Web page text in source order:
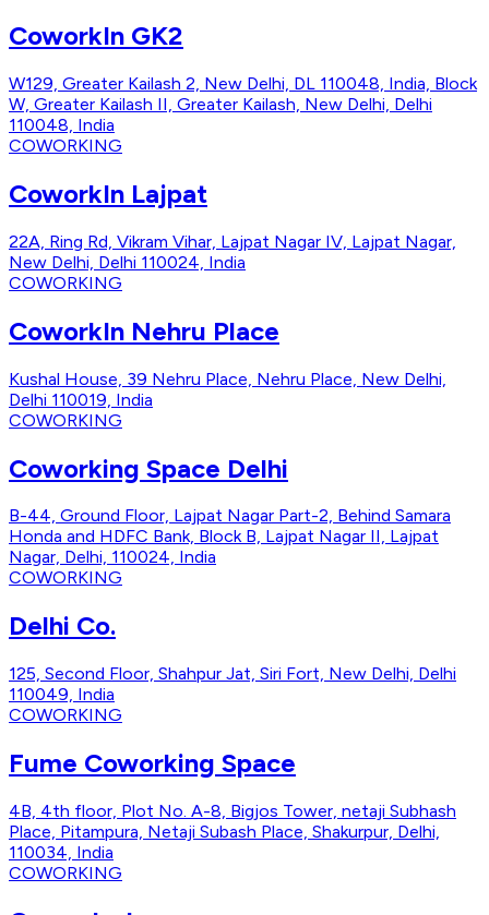
CoworkIn GK2
W129, Greater Kailash 2, New Delhi, DL 110048, India, Block
W, Greater Kailash II, Greater Kailash, New Delhi, Delhi
110048, India
COWORKING
CoworkIn Lajpat
22A, Ring Rd, Vikram Vihar, Lajpat Nagar IV, Lajpat Nagar,
New Delhi, Delhi 110024, India
COWORKING
CoworkIn Nehru Place
Kushal House, 39 Nehru Place, Nehru Place, New Delhi,
Delhi 110019, India
COWORKING
Coworking Space Delhi
B-44, Ground Floor, Lajpat Nagar Part-2, Behind Samara
Honda and HDFC Bank, Block B, Lajpat Nagar II, Lajpat
Nagar, Delhi, 110024, India
COWORKING
Delhi Co.
125, Second Floor, Shahpur Jat, Siri Fort, New Delhi, Delhi
110049, India
COWORKING
Fume Coworking Space
4B, 4th floor, Plot No. A-8, Bigjos Tower, netaji Subhash
Place, Pitampura, Netaji Subash Place, Shakurpur, Delhi,
110034, India
COWORKING